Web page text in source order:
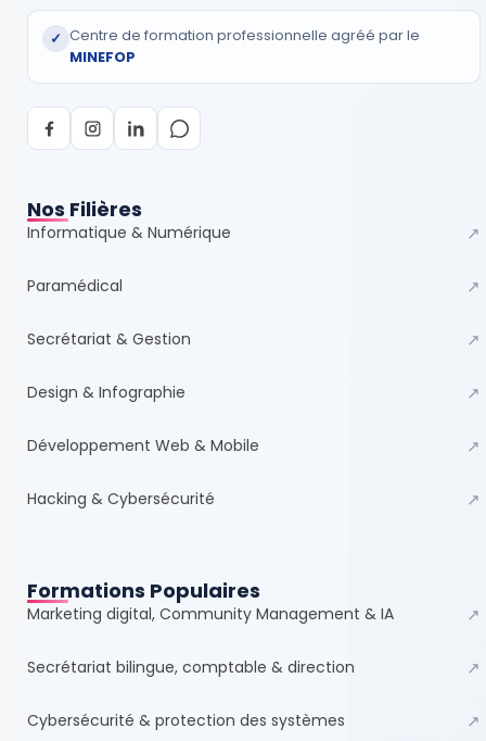
✓ Centre de formation professionnelle agréé par le
MINEFOP
Nos Filières
Informatique & Numérique ↗
Paramédical ↗
Secrétariat & Gestion ↗
Design & Infographie ↗
Développement Web & Mobile ↗
Hacking & Cybersécurité ↗
Formations Populaires
Marketing digital, Community Management & IA ↗
Secrétariat bilingue, comptable & direction ↗
Cybersécurité & protection des systèmes ↗